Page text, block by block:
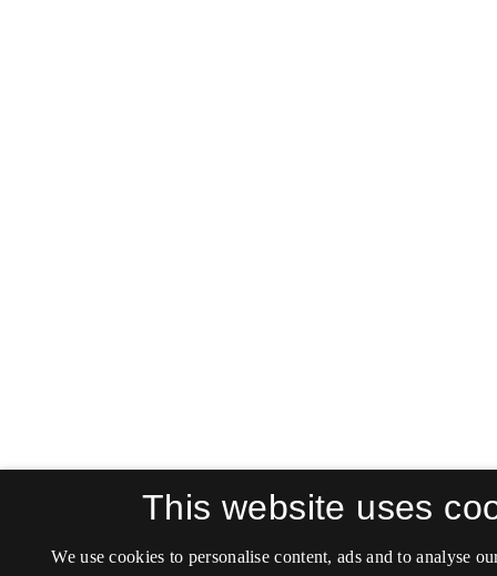
This website uses
We use cookies to personalise content, ads and to analyse